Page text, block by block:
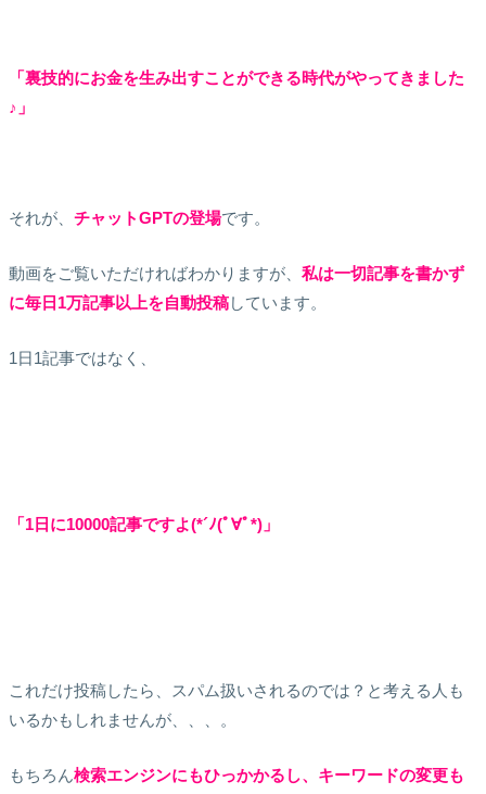
「裏技的にお金を生み出すことができる時代がやってきました
♪」
それが、 チャットGPTの登場です。
動画をご覧いただければわかりますが、 私は一切記事を書かず
に毎日1万記事以上を自動投稿しています。
1日1記事ではなく、
「1日に10000記事ですよ(*´ﾉ(ﾟ∀ﾟ*)」
これだけ投稿したら、スパム扱いされるのでは？と考える人も
いるかもしれませんが、、、。
もちろん検索エンジンにもひっかかるし、キーワードの変更も